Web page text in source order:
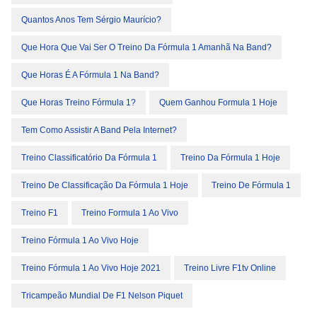
Quantos Anos Tem Sérgio Maurício?
Que Hora Que Vai Ser O Treino Da Fórmula 1 Amanhã Na Band?
Que Horas É A Fórmula 1 Na Band?
Que Horas Treino Fórmula 1? Quem Ganhou Formula 1 Hoje
Tem Como Assistir A Band Pela Internet?
Treino Classificatório Da Fórmula 1 Treino Da Fórmula 1 Hoje
Treino De Classificação Da Fórmula 1 Hoje Treino De Fórmula 1
Treino F1 Treino Formula 1 Ao Vivo
Treino Fórmula 1 Ao Vivo Hoje
Treino Fórmula 1 Ao Vivo Hoje 2021 Treino Livre F1tv Online
Tricampeão Mundial De F1 Nelson Piquet